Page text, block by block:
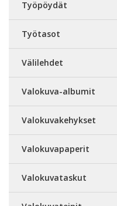
Työpöydät
Työtasot
Välilehdet
Valokuva-albumit
Valokuvakehykset
Valokuvapaperit
Valokuvataskut